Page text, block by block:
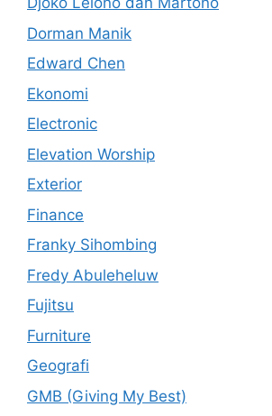
Dorman Manik
Edward Chen
Ekonomi
Electronic
Elevation Worship
Exterior
Finance
Franky Sihombing
Fredy Abuleheluw
Fujitsu
Furniture
Geografi
GMB (Giving My Best)